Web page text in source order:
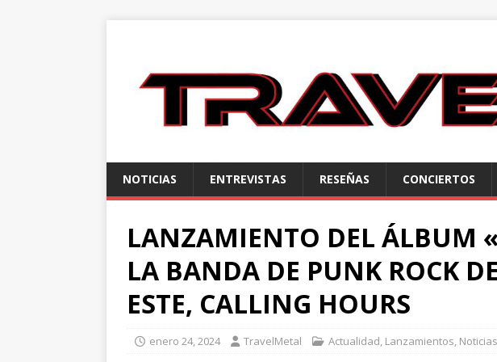
NOTICIAS ENTREVISTAS RESEÑAS CONCIERTOS
LANZAMIENTO DEL ÁLBUM
LA BANDA DE PUNK ROCK
ESTE, CALLING HOURS
enero 24, 2024 TravelMetal Actualidad, Lanzamientos, Noticias